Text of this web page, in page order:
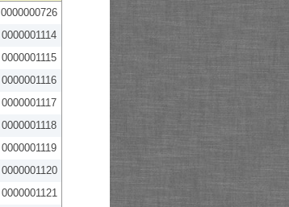
0000000726
0000001114
0000001115
0000001116
0000001117
0000001118
0000001119
0000001120
0000001121